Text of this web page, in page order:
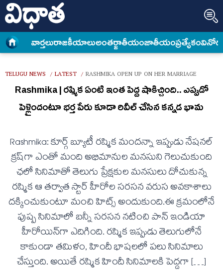
వార్త‌లురాజకీయాలుఅంత‌ర్జాతీయంజాతీయంప్రత్యేకం
TELUGU NEWS / LATEST / RASHMIKA OPEN UP ON HER MARRIAGE
Rashmika | ర‌ష్మిక ఏంటి ఇంత పెద్ద షాకిచ్చింది.. ఎప్పుడో
పెళ్లైందంటూ భ‌ర్త పేరు కూడా రివీల్ చేసిన క‌న్న‌డ భామ‌
Rashmika: కూర్గ్ బ్యూటీ ర‌ష్మిక మందన్నా ఇప్పుడు నేష‌న‌ల్
క్ర‌ష్‌గా ఎంతో మంది అభిమానుల మ‌న‌సుని గెలుచుకుంది
ఛ‌లో సినిమాతో తెలుగు ప్రేక్ష‌కుల మ‌న‌సులు దోచుకున్న
ర‌ష్మిక ఆ త‌ర్వాత స్టార్ హీరోల స‌ర‌స‌న వ‌రుస అవ‌కాశాలు
ద‌క్కించుకుంటూ మంచి హిట్స్ అందుకుంది.ఈ క్ర‌మంలోనే
పుష్ప సినిమాలో బ‌న్నీ స‌ర‌స‌న న‌టించి పాన్ ఇండియా
హీరోయిన్‌గా ఎదిగింది. ర‌ష్మిక ఇప్పుడు తెలుగులోనే
కాకుండా త‌మిళం, హిందీ భాష‌ల‌లో ప‌లు సినిమాలు
చేస్తుంది. అయితే ర‌ష్మిక హిందీ సినిమాల‌కి పెద్ద‌గా […]